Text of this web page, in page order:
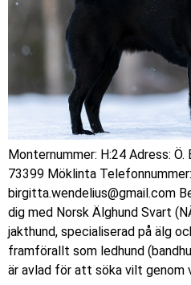
Monternummer: H:24 Adress: Ö.
73399 Möklinta
birgitta.wendelius@gmail.com
dig med Norsk Älghund Svart
jakthund, specialiserad på älg
framförallt som ledhund
är avlad för att söka vilt genom